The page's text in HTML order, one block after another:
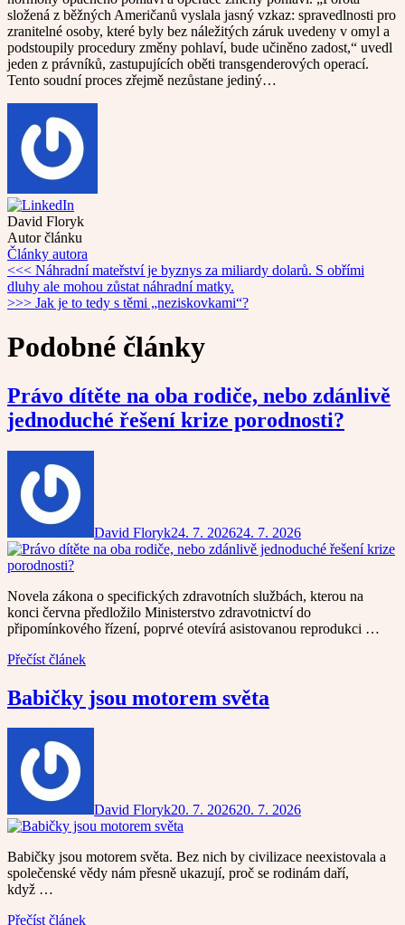
složená z běžných Američanů vyslala jasný vzkaz: spravedlnosti pro
zranitelné osoby, které byly bez náležitých záruk uvedeny v omyl a
podstoupily procedury změny pohlaví, bude učiněno zadost,“ uvedl
jeden z právníků, zastupujících oběti transgenderových operací.
Tento soudní proces zřejmě nezůstane jediný…
David Floryk
Autor článku
Články autora
Navigace
pro
<<< Náhradní mateřství je byznys za miliardy dolarů. S obřími
dluhy ale mohou zůstat náhradní matky.
>>> Jak je to tedy s těmi „neziskovkami“?
Podobné články
Právo dítěte na oba rodiče, nebo zdánlivě
jednoduché řešení krize porodnosti?
David Floryk24. 7. 202624. 7. 2026
Novela zákona o specifických zdravotních službách, kterou na
konci června předložilo Ministerstvo zdravotnictví do
připomínkového řízení, poprvé otevírá asistovanou reprodukci …
Přečíst článek
Babičky jsou motorem světa
David Floryk20. 7. 202620. 7. 2026
Babičky jsou motorem světa. Bez nich by civilizace neexistovala a
společenské vědy nám přesně ukazují, proč se rodinám daří,
když …
Přečíst článek